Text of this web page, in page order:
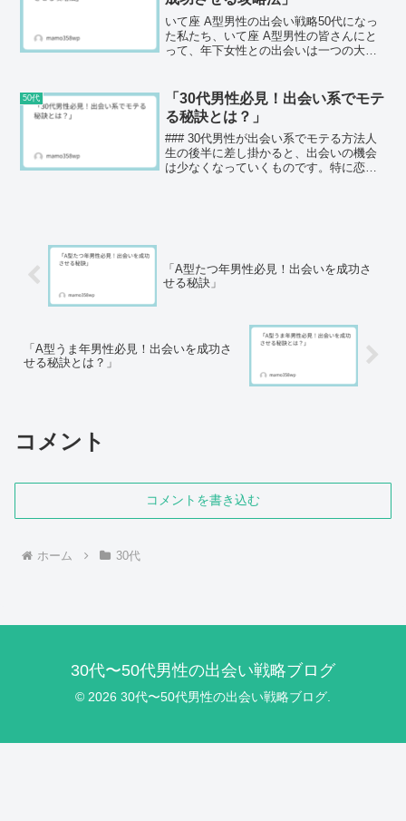
いて座 A型男性の出会い戦略50代になっ
た私たち、いて座 A型男性の皆さんにと
って、年下女性との出会いは一つの大き
さが原因で、なかなか思うような出会い
がないと感じている...
50代
「30代男性必見！出会い系でモテ
る秘訣とは？」
### 30代男性が出会い系でモテる方法人
生の後半に差し掛かると、出会いの機会
は少なくなっていくものです。特に恋愛
「A型たつ年男性必見！出会いを成功さ
せる秘訣」
「A型うま年男性必見！出会いを成功さ
せる秘訣とは？」
コメント
コメントを書き込む
ホーム 30代
30代〜50代男性の出会い戦略ブログ
© 2026 30代〜50代男性の出会い戦略ブログ.